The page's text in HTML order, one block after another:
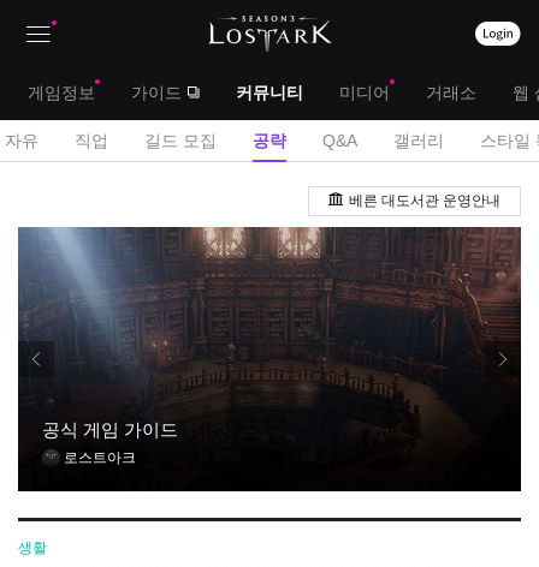
뉴
대
메
게임정보 가이드 커뮤니티 미디어 거래소 웹
서
메
뉴
자유 직업 길드 모집 공략 Q&A 갤러리 스타일
략
판
베른 대도서관 운영안내
공식 게임 가이드
로스트아크
생활